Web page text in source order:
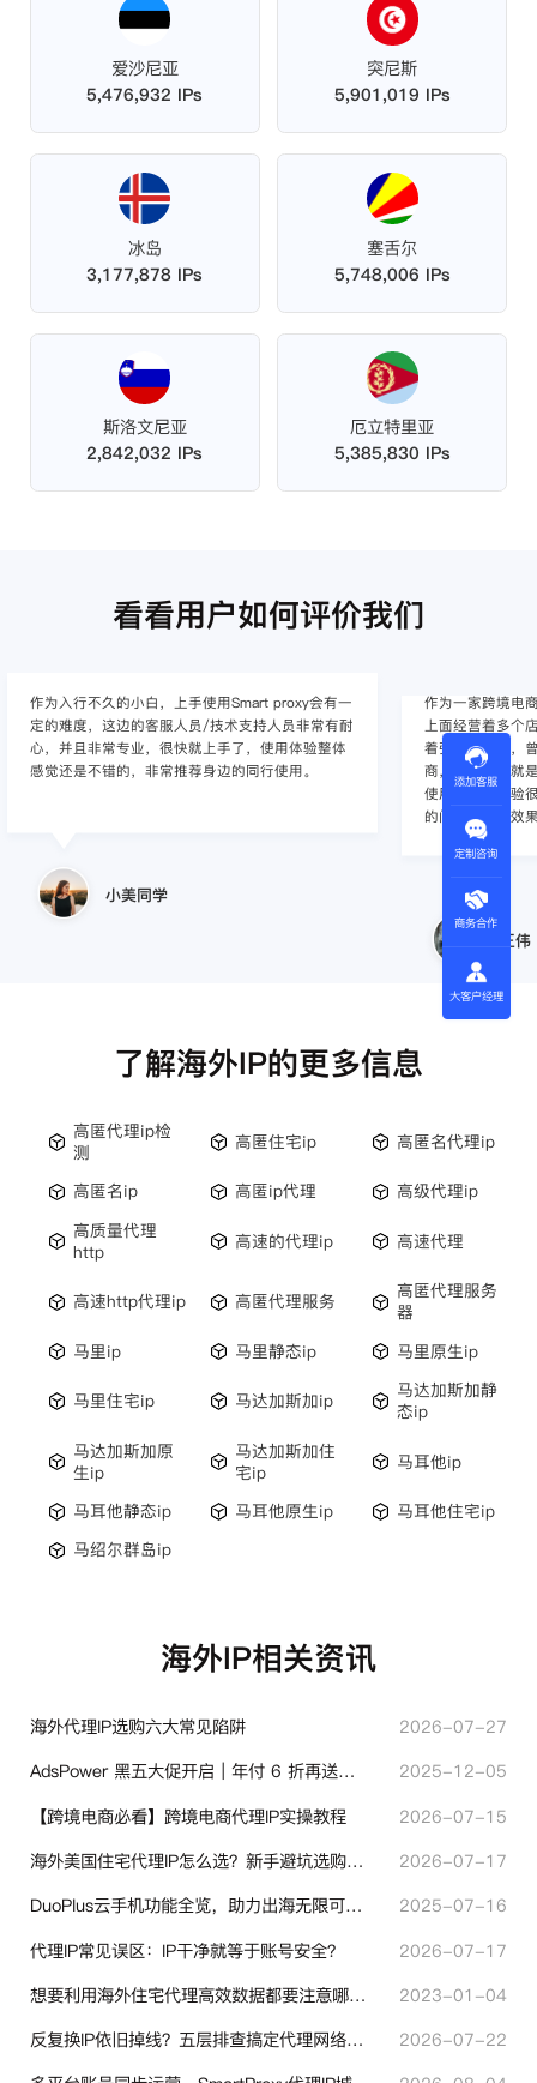
爱沙尼亚
5,476,932 IPs
突尼斯
5,901,019 IPs
冰岛
3,177,878 IPs
塞舌尔
5,748,006 IPs
斯洛文尼亚
2,842,032 IPs
厄立特里亚
5,385,830 IPs
看看用户如何评价我们
作为入行不久的小白，上手使用Smart proxy会有一
定的难度，这边的客服人员/技术支持人员非常有耐
心，并且非常专业，很快就上手了，使用体验整体
感觉还是不错的，非常推荐身边的同行使用。
小美同学
作为一家跨境电
上面经营着多个
着强烈的需求，
商，不是断网就
使用效果，体验
的问题，使用效
王伟
了解海外IP的更多信息
高匿代理ip检
测
高匿住宅ip 高匿名代理ip
高匿名ip 高匿ip代理
高级代理ip
高质量代理
http
高速的代理ip 高速代理
高速http代理ip 高匿代理服务
高匿代理服务
器
马里ip
马里静态ip 马里原生ip
马里住宅ip 马达加斯加ip
马达加斯加静
态ip
马达加斯加原
生ip
马达加斯加住
宅ip
马耳他ip
马耳他静态ip 马耳他原生ip
马耳他住宅ip
马绍尔群岛ip
海外IP相关资讯
海外代理IP选购六大常见陷阱
2026-07-27
AdsPower 黑五大促开启｜年付 6 折再送半年＋豪礼抽奖
2025-12-05
【跨境电商必看】跨境电商代理IP实操教程
2026-07-15
海外美国住宅代理IP怎么选？新手避坑选购指南
2026-07-17
DuoPlus云手机功能全览，助力出海无限可能！
2025-07-16
代理IP常见误区：IP干净就等于账号安全？
2026-07-17
想要利用海外住宅代理高效数据都要注意哪些地方？
2023-01-04
反复换IP依旧掉线？五层排查搞定代理网络异常
2026-07-22
添加客服
定制咨询
商务合作
大客户经理